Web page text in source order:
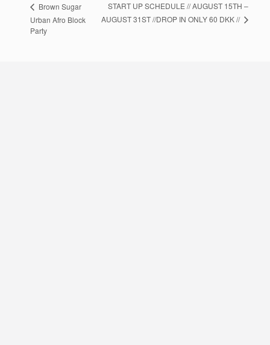
Brown Sugar
Urban Afro Block
Party
START UP SCHEDULE // AUGUST 15TH –
AUGUST 31ST //DROP IN ONLY 60 DKK //